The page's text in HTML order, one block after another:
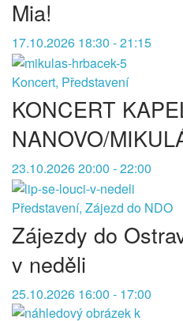
Mia!
17.10.2026 18:30 - 21:15
Koncert, Představení
KONCERT
NANOVO/
23.10.2026 20:00 - 22:00
Představení, Zájezd do NDO
Zájezdy do
v neděli
25.10.2026 16:00 - 17:00